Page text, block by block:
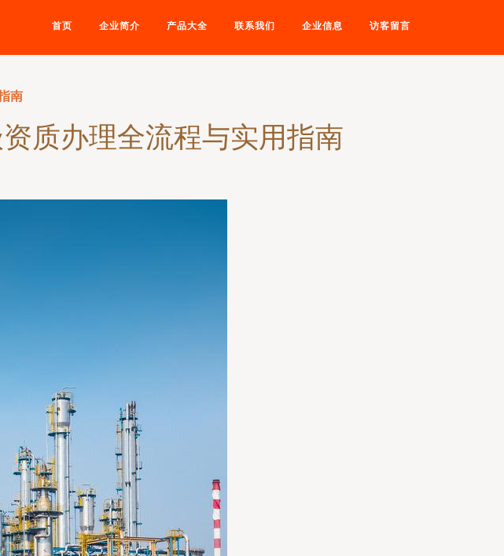
首页 企业简介 产品大全 联系我们 企业信息 访客留言
南
质办理全流程与实用指南